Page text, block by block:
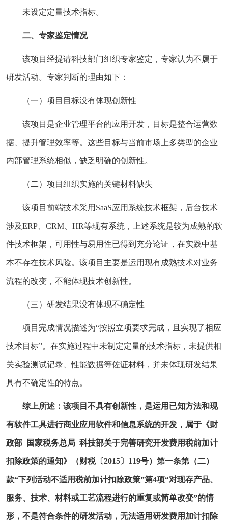
未设定定量技术指标。
二、专家鉴定情况
该项目经提请科技部门组织专家鉴定，专家认为不属于
研发活动。专家判断的理由如下：
（一）项目目标没有体现创新性
该项目是企业管理平台的应用开发，目标是整合运营数
据、提升管理效率等。这些目标与当前市场上多类型的企业
内部管理系统相似，缺乏明确的创新性。
（二）项目组织实施的关键材料缺失
该项目前端技术采用SaaS应用系统技术框架，后台技术
涉及ERP、CRM、HR等现有系统，上述系统是较为成熟的软
件技术框架，可用性与易用性已得到充分论证，在实践中基
本不存在技术风险。该项目主要是运用现有成熟技术对业务
流程的改变，不能体现技术创新性。
（三）研发结果没有体现不确定性
项目完成情况描述为“按照立项要求完成，且实现了相应
技术目标”。在实施过程中未制定定量的技术指标，未提供相
关实验测试记录、性能数据等佐证材料，并未体现研发结果
具有不确定性的特点。
综上所述：该项目不具有创新性，是运用已知方法和现
有软件工具进行商业应用软件和信息系统的开发，属于《财
政部 国家税务总局 科技部关于完善研究开发费用税前加计
扣除政策的通知》（财税〔2015〕119号）第一条第（二）
款“下列活动不适用税前加计扣除政策”第4项“对现存产品、
服务、技术、材料或工艺流程进行的重复或简单改变”的情
形，不是符合条件的研发活动，无法适用研发费用加计扣除